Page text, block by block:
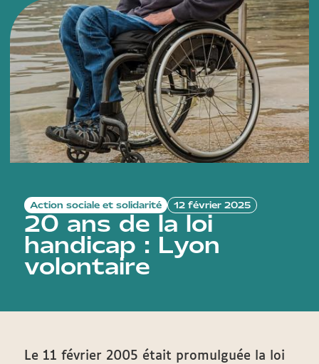
Action sociale et solidarité 12 février 2025
20 ans de la loi
handicap : Lyon
volontaire
Le 11 février 2005 était promulguée la loi